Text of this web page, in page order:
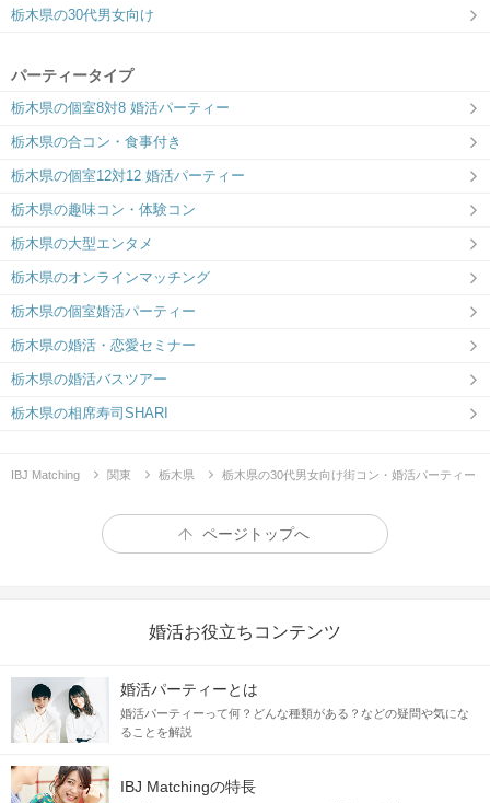
栃木県の30代男女向け
パーティータイプ
栃木県の個室8対8 婚活パーティー
栃木県の合コン・食事付き
栃木県の個室12対12 婚活パーティー
栃木県の趣味コン・体験コン
栃木県の大型エンタメ
栃木県のオンラインマッチング
栃木県の個室婚活パーティー
栃木県の婚活・恋愛セミナー
栃木県の婚活バスツアー
栃木県の相席寿司SHARI
IBJ Matching 関東 栃木県 栃木県の30代男女向け街コン・婚活パーティー
ページトップへ
婚活お役立ちコンテンツ
婚活パーティーとは
婚活パーティーって何？どんな種類がある？などの疑問や気にな
ることを解説
IBJ Matchingの特長